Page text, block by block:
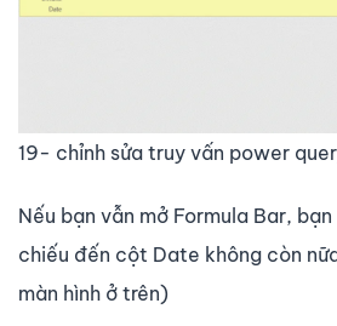
19- chỉnh sửa truy vấn power
Nếu bạn vẫn mở Formula Bar,
chiếu đến cột Date không còn
màn hình ở trên)